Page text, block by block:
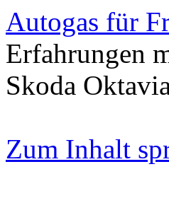
Autogas für
Erfahrungen
Skoda
Zum Inhalt